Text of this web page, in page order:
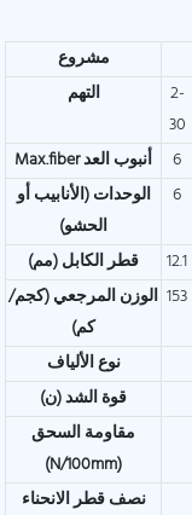
مشروع
التهم
2-
30
Max.fiber أنبوب العد
6
الوحدات (الأنابيب أو
الحشو)
6
قطر الكابل (مم) 12.1
الوزن المرجعي (كجم/
كم)
153
نوع الألياف
قوة الشد (ن)
مقاومة السحق
(N/100mm)
نصف قطر الانحناء